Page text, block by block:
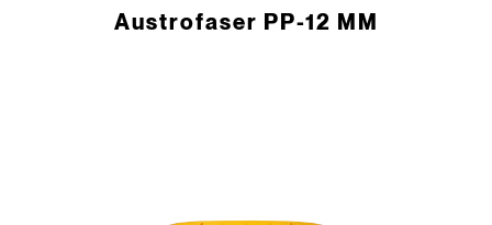
Austrofaser PP-12 MM